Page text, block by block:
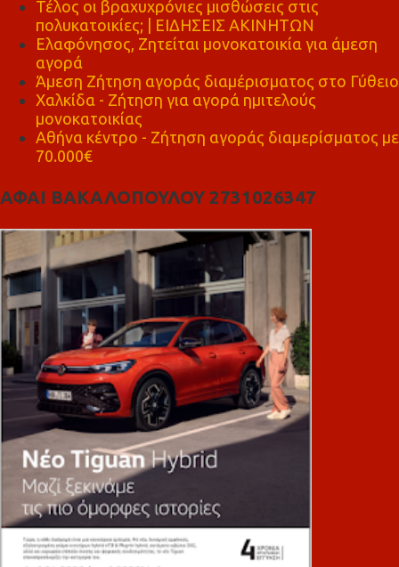
Τέλος οι βραχυχρόνιες μισθώσεις στις
πολυκατοικίες; | ΕΙΔΗΣΕΙΣ ΑΚΙΝΗΤΩΝ
Ελαφόνησος, Ζητείται μονοκατοικία για άμεση
αγορά
Άμεση Ζήτηση αγοράς διαμέρισματος στο Γύθειο
Χαλκίδα - Ζήτηση για αγορά ημιτελούς
μονοκατοικίας
Αθήνα κέντρο - Ζήτηση αγοράς διαμερίσματος με
70.000€
ΑΦΑΙ ΒΑΚΑΛΟΠΟΥΛΟΥ 2731026347